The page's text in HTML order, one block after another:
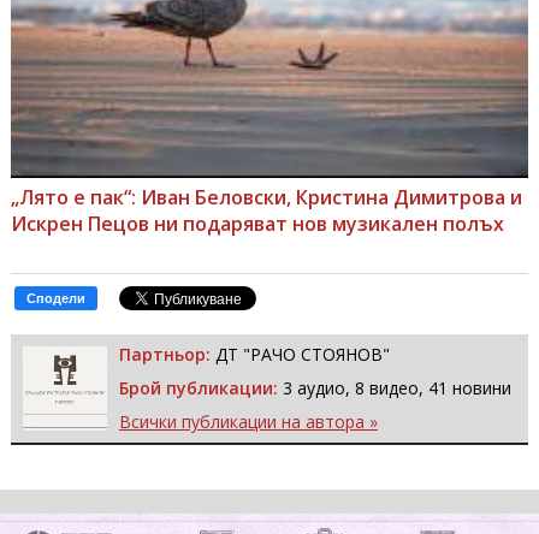
„Лято е пак“: Иван Беловски, Кристина Димитрова и
Искрен Пецов ни подаряват нов музикален полъх
Сподели
Партньор: ДТ "РАЧО СТОЯНОВ"
Брой публикации: 3 аудио, 8 видео, 41 новини
Всички публикации на автора »